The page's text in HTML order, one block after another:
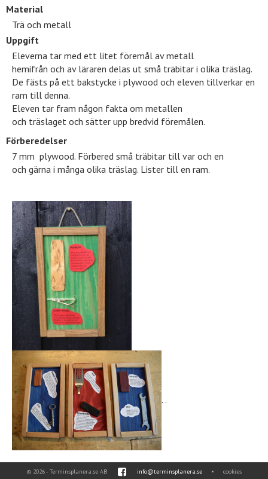
Material
Trä och metall
Uppgift
Eleverna tar med ett litet föremål av metall
hemifrån och av läraren delas ut små träbitar i olika träslag.
De fästs på ett bakstycke i plywood och eleven tillverkar en
ram till denna.
Eleven tar fram någon fakta om metallen
och träslaget och sätter upp bredvid föremålen.
Förberedelser
7 mm plywood. Förbered små träbitar till var och en
och gärna i många olika träslag. Lister till en ram.
. .
© 2026 - Terminsplanera.se AB info@terminsplanera.se • cookies